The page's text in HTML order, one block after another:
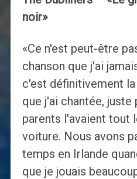
noir»
«Ce n'est peut-être
chanson que j'ai
c'est définitivement
que j'ai chantée, juste
parents l'avaient tout
voiture. Nous avons
temps en Irlande
que je jouais